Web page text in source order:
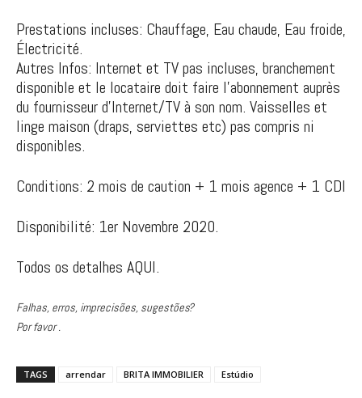
Prestations incluses: Chauffage, Eau chaude, Eau froide,
Électricité.
Autres Infos: Internet et TV pas incluses, branchement
disponible et le locataire doit faire l’abonnement auprès
du fournisseur d’Internet/TV à son nom. Vaisselles et
linge maison (draps, serviettes etc) pas compris ni
disponibles.
Conditions: 2 mois de caution + 1 mois agence + 1 CDI
Disponibilité: 1er Novembre 2020.
Todos os detalhes AQUI.
Falhas, erros, imprecisões, sugestões?
Por favor .
TAGS arrendar BRITA IMMOBILIER Estúdio